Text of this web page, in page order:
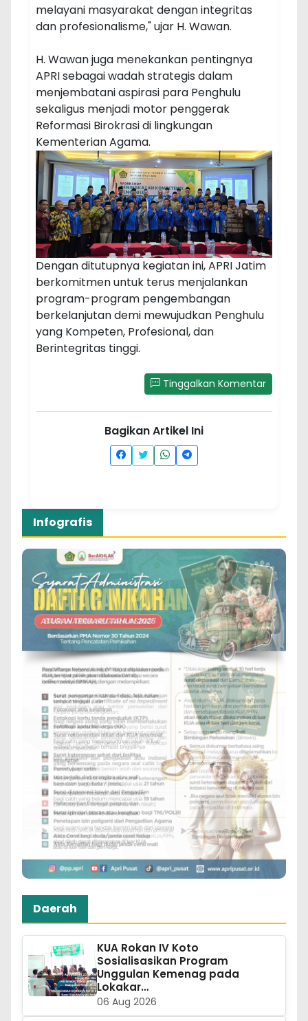
melayani masyarakat dengan integritas
dan profesionalisme," ujar H. Wawan.
H. Wawan juga menekankan pentingnya
APRI sebagai wadah strategis dalam
menjembatani aspirasi para Penghulu
sekaligus menjadi motor penggerak
Reformasi Birokrasi di lingkungan
Kementerian Agama.
Dengan ditutupnya kegiatan ini, APRI Jatim
berkomitmen untuk terus menjalankan
program-program pengembangan
berkelanjutan demi mewujudkan Penghulu
yang Kompeten, Profesional, dan
Berintegritas tinggi.
Tinggalkan Komentar
Bagikan Artikel Ini
Infografis
Daerah
KUA Rokan IV Koto
Sosialisasikan Program
Unggulan Kemenag pada
Lokakar…
06 Aug 2026